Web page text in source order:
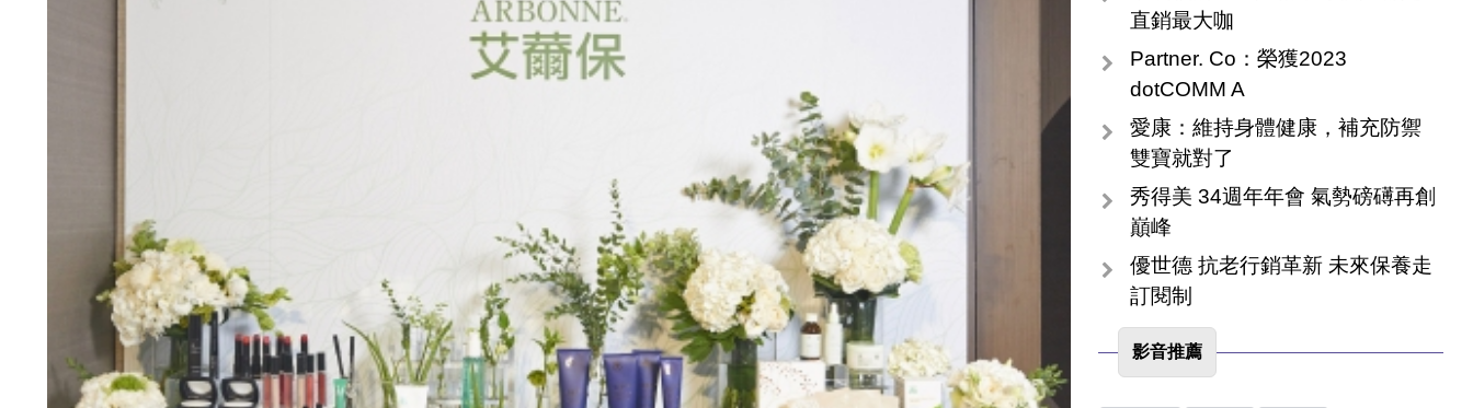
直銷最大咖
Partner. Co：榮獲2023
dotCOMM A
愛康：維持身體健康，補充防禦
雙寶就對了
秀得美 34週年年會 氣勢磅礡再創
巔峰
優世德 抗老行銷革新 未來保養走
訂閱制
影音推薦